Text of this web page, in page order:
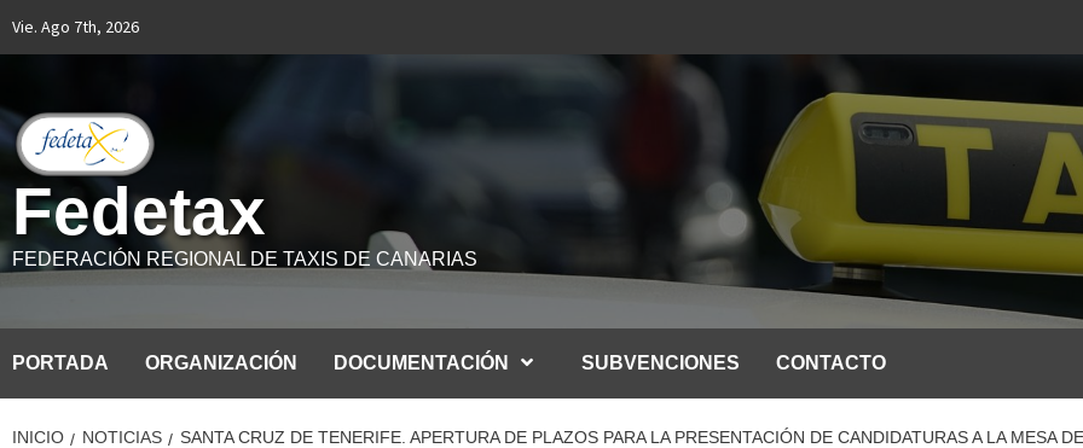
Vie. Ago 7th, 2026
Fedetax
FEDERACIÓN REGIONAL DE TAXIS DE CANARIAS
PORTADA ORGANIZACIÓN DOCUMENTACIÓN SUBVENCIONES CONTACTO
INICIO NOTICIAS SANTA CRUZ DE TENERIFE. APERTURA DE PLAZOS PARA LA PRESENTACIÓN DE CANDIDATURAS A LA MESA